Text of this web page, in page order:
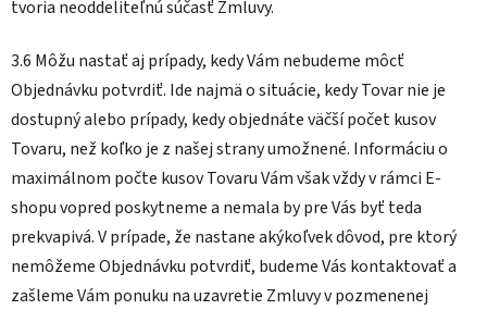
tvoria neoddeliteľnú súčasť Zmluvy.
3.6 Môžu nastať aj prípady, kedy Vám nebudeme môcť
Objednávku potvrdiť. Ide najmä o situácie, kedy Tovar nie je
dostupný alebo prípady, kedy objednáte väčší počet kusov
Tovaru, než koľko je z našej strany umožnené. Informáciu o
maximálnom počte kusov Tovaru Vám však vždy v rámci E-
shopu vopred poskytneme a nemala by pre Vás byť teda
prekvapivá. V prípade, že nastane akýkoľvek dôvod, pre ktorý
nemôžeme Objednávku potvrdiť, budeme Vás kontaktovať a
zašleme Vám ponuku na uzavretie Zmluvy v pozmenenej